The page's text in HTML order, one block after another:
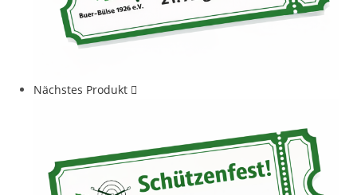
Nächstes Produkt